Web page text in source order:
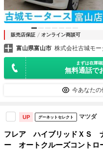
販売店保証 オンライン商談可
富山県富山市 株式会社古城モ
まずは在庫
無料通話で
今あなたの
UP グーネットセレクト マツダ
フレア ハイブリッドＸＳ
ー オートクルーズコント